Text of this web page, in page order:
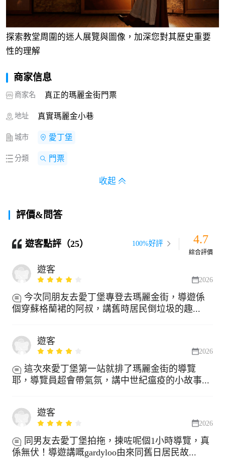
探索教堂周圍的迷人展覽與圖像，加深您對其歷史重要
性的理解
商家信息
商家名 真正的瑪麗金街門票
地址 真實瑪麗金小巷
城市 愛丁堡
分類 門票
收起
評價&問答
遊客點評（25） 100%好評 4.7
綜合評價
遊客
2026
今次同朋友去愛丁堡專登去瑪麗金街，導遊係
個穿蘇格蘭裙的阿叔，講舊時居民倒垃圾的趣...
遊客
2026
這次來愛丁堡第一站就排了瑪麗金街的導覽
耶，導覽員超會帶氣氛，講中世紀瘟疫的小故事...
遊客
2026
同男友去愛丁堡拍拖，揀咗呢個1小時導覽，真
係無伏！導遊講嘅gardyloo由來同舊日居民故...